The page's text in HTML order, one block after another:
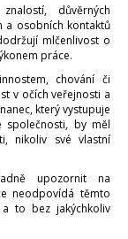
důvěrných
a osobních kontaktů
mlčenlivost o
práce.
chování či
v očích veřejnosti a
který vystupuje
společnosti, by měl
nikoliv své vlastní
upozornit na
neodpovídá těmto
to bez jakýchkoliv